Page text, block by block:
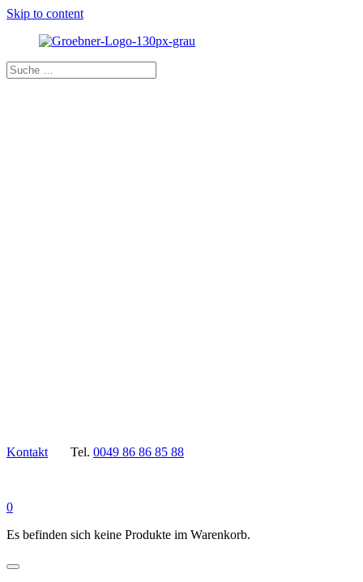
Skip to content
Kontakt Tel. 0049 86 86 85 88
0
Es befinden sich keine Produkte im Warenkorb.